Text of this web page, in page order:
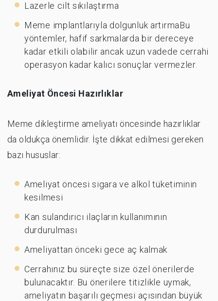
Lazerle cilt sıkılaştırma
Meme implantlarıyla dolgunluk artırmaBu
yöntemler, hafif sarkmalarda bir dereceye
kadar etkili olabilir ancak uzun vadede cerrahi
operasyon kadar kalıcı sonuçlar vermezler.
Ameliyat Öncesi Hazırlıklar
Meme dikleştirme ameliyatı öncesinde hazırlıklar
da oldukça önemlidir. İşte dikkat edilmesi gereken
bazı hususlar:
Ameliyat öncesi sigara ve alkol tüketiminin
kesilmesi
Kan sulandırıcı ilaçların kullanımının
durdurulması
Ameliyattan önceki gece aç kalmak
Cerrahınız bu süreçte size özel önerilerde
bulunacaktır. Bu önerilere titizlikle uymak,
ameliyatın başarılı geçmesi açısından büyük